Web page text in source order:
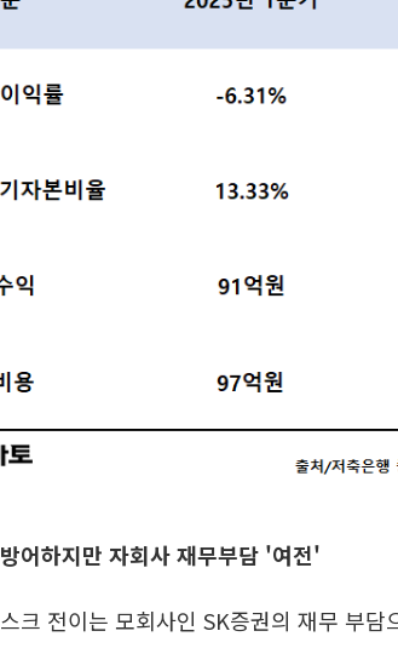
어하지만 자회사 재무부담 '여전'
크 전이는 모회사인 SK증권의 재무 부담